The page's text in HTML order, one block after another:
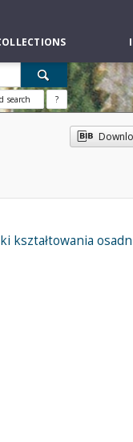
search ?
kształtowania